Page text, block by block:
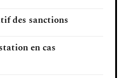
des sanctions
en cas